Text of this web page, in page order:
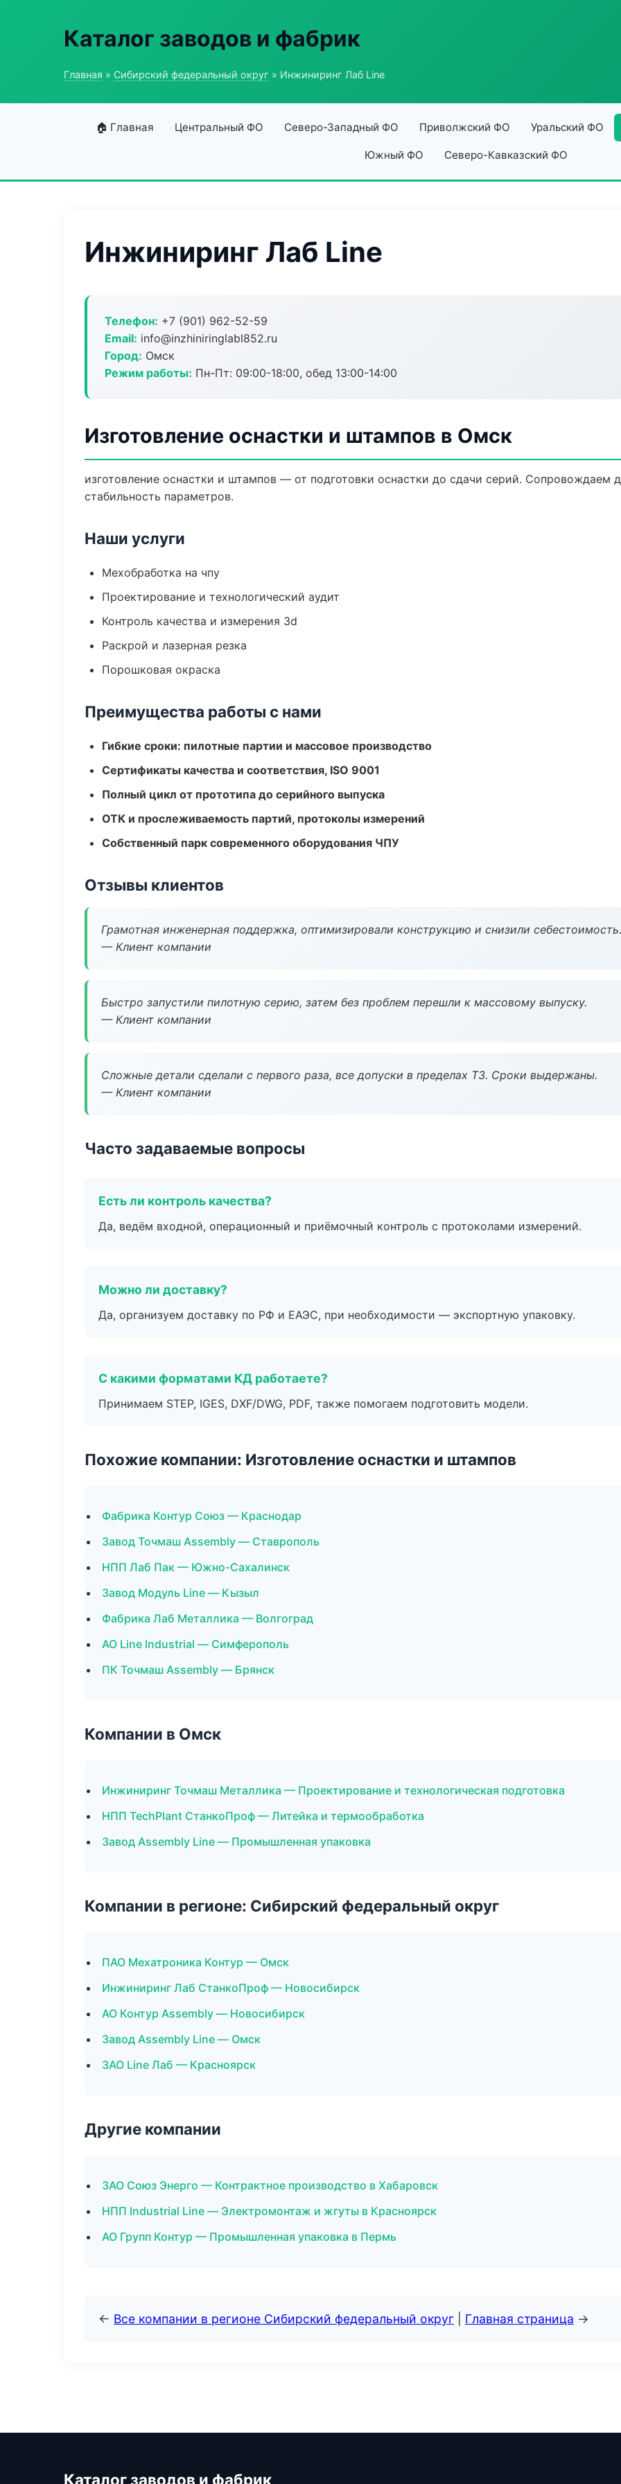
Каталог заводов и фабрик
Главная » Сибирский федеральный округ » Инжиниринг Лаб Line
🏠 Главная Центральный ФО Северо-Западный ФО Приволжский ФО Уральский ФО
Южный ФО Северо-Кавказский ФО
Инжиниринг Лаб Line
Телефон: +7 (901) 962-52-59
Email: info@inzhiniringlabl852.ru
Город: Омск
Режим работы: Пн-Пт: 09:00-18:00, обед 13:00-14:00
Изготовление оснастки и штампов в Омск
изготовление оснастки и штампов — от подготовки оснастки до сдачи серий. Сопровождаем
стабильность параметров.
Наши услуги
Мехобработка на чпу
Проектирование и технологический аудит
Контроль качества и измерения 3d
Раскрой и лазерная резка
Порошковая окраска
Преимущества работы с нами
Гибкие сроки: пилотные партии и массовое производство
Сертификаты качества и соответствия, ISO 9001
Полный цикл от прототипа до серийного выпуска
ОТК и прослеживаемость партий, протоколы измерений
Собственный парк современного оборудования ЧПУ
Отзывы клиентов
Грамотная инженерная поддержка, оптимизировали конструкцию и снизили себестоимость.
— Клиент компании
Быстро запустили пилотную серию, затем без проблем перешли к массовому выпуску.
— Клиент компании
Сложные детали сделали с первого раза, все допуски в пределах ТЗ. Сроки выдержаны.
— Клиент компании
Часто задаваемые вопросы
Есть ли контроль качества?
Да, ведём входной, операционный и приёмочный контроль с протоколами измерений.
Можно ли доставку?
Да, организуем доставку по РФ и ЕАЭС, при необходимости — экспортную упаковку.
С какими форматами КД работаете?
Принимаем STEP, IGES, DXF/DWG, PDF, также помогаем подготовить модели.
Похожие компании: Изготовление оснастки и штампов
Фабрика Контур Союз — Краснодар
Завод Точмаш Assembly — Ставрополь
НПП Лаб Пак — Южно-Сахалинск
Завод Модуль Line — Кызыл
Фабрика Лаб Металлика — Волгоград
АО Line Industrial — Симферополь
ПК Точмаш Assembly — Брянск
Компании в Омск
Инжиниринг Точмаш Металлика — Проектирование и технологическая подготовка
НПП TechPlant СтанкоПроф — Литейка и термообработка
Завод Assembly Line — Промышленная упаковка
Компании в регионе: Сибирский федеральный округ
ПАО Мехатроника Контур — Омск
Инжиниринг Лаб СтанкоПроф — Новосибирск
АО Контур Assembly — Новосибирск
Завод Assembly Line — Омск
ЗАО Line Лаб — Красноярск
Другие компании
ЗАО Союз Энерго — Контрактное производство в Хабаровск
НПП Industrial Line — Электромонтаж и жгуты в Красноярск
АО Групп Контур — Промышленная упаковка в Пермь
← Все компании в регионе Сибирский федеральный округ Главная страница →
Каталог заводов и фабрик